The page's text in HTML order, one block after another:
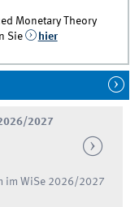
Monetary Theory
Sie
hier
2027
im WiSe 2026/2027